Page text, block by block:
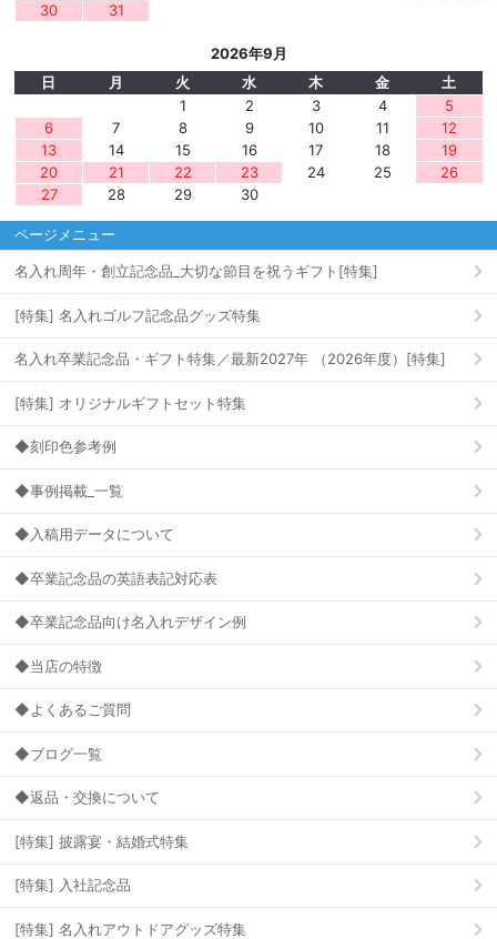
30
31
2026年9月
日
月 火 水 木 金
土
1
2 3 4
5
6
7 8 9 10 11
12
13
14 15 16 17 18
19
20
21 22 23 24 25
26
27
28 29 30
ページメニュー
名入れ周年・創立記念品_大切な節目を祝うギフト[特集]
[特集] 名入れゴルフ記念品グッズ特集
名入れ卒業記念品・ギフト特集／最新2027年 （2026年度）[特集]
[特集] オリジナルギフトセット特集
◆刻印色参考例
◆事例掲載_一覧
◆入稿用データについて
◆卒業記念品の英語表記対応表
◆卒業記念品向け名入れデザイン例
◆当店の特徴
◆よくあるご質問
◆ブログ一覧
◆返品・交換について
[特集] 披露宴・結婚式特集
[特集] 入社記念品
[特集] 名入れアウトドアグッズ特集